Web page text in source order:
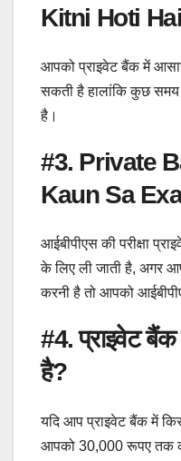
Kitni Hoti
आपको प्राइवेट बैंक में
सकती है हालांकि कुछ समय
है।
#3. Private
Kaun Sa
आईबीपीएस की परीक्षा
के लिए ली जाती है, अगर
करनी है तो आपको
#4. प्राइवेट बैंक
है?
यदि आप प्राइवेट बैंक में
आपको 30,000 रूपए तक